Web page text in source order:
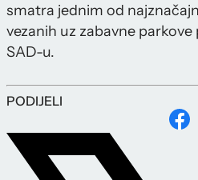
smatra jednim od
vezanih uz zabavne
SAD-u.
PODIJELI